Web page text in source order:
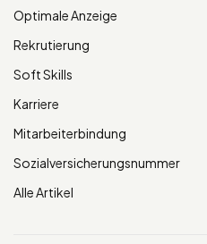
Optimale Anzeige
Rekrutierung
Soft Skills
Karriere
Mitarbeiterbindung
Sozialversicherungsnummer
Alle Artikel